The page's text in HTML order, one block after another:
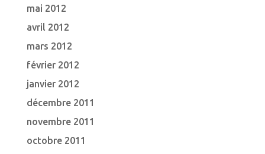
mai 2012
avril 2012
mars 2012
février 2012
janvier 2012
décembre 2011
novembre 2011
octobre 2011